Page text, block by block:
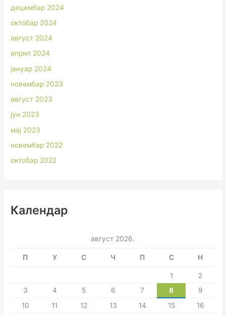
децембар 2024
октобар 2024
август 2024
април 2024
јануар 2024
новембар 2023
август 2023
јун 2023
мај 2023
новембар 2022
октобар 2022
Календар
август 2026.
П У С Ч П С Н
1
2
3
4 5 6 7 8
9
10
11 12 13 14 15
16